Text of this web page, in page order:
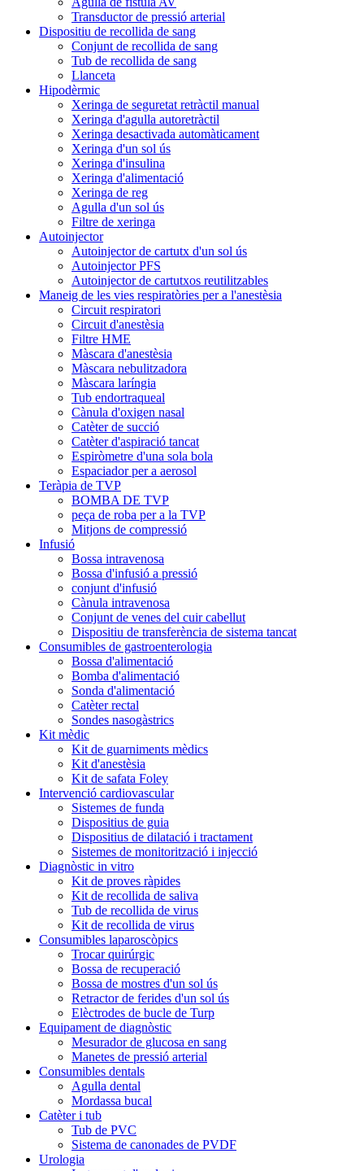
Transductor de pressió arterial
Dispositiu de recollida de sang
Conjunt de recollida de sang
Tub de recollida de sang
Llanceta
Hipodèrmic
Xeringa de seguretat retràctil manual
Xeringa d'agulla autoretràctil
Xeringa desactivada automàticament
Xeringa d'un sol ús
Xeringa d'insulina
Xeringa d'alimentació
Xeringa de reg
Agulla d'un sol ús
Filtre de xeringa
Autoinjector
Autoinjector de cartutx d'un sol ús
Autoinjector PFS
Autoinjector de cartutxos reutilitzables
Maneig de les vies respiratòries per a l'anestèsia
Circuit respiratori
Circuit d'anestèsia
Filtre HME
Màscara d'anestèsia
Màscara nebulitzadora
Màscara laríngia
Tub endortraqueal
Cànula d'oxigen nasal
Catèter de succió
Catèter d'aspiració tancat
Espiròmetre d'una sola bola
Espaciador per a aerosol
Teràpia de TVP
BOMBA DE TVP
peça de roba per a la TVP
Mitjons de compressió
Infusió
Bossa intravenosa
Bossa d'infusió a pressió
conjunt d'infusió
Cànula intravenosa
Conjunt de venes del cuir cabellut
Dispositiu de transferència de sistema tancat
Consumibles de gastroenterologia
Bossa d'alimentació
Bomba d'alimentació
Sonda d'alimentació
Catèter rectal
Sondes nasogàstrics
Kit mèdic
Kit de guarniments mèdics
Kit d'anestèsia
Kit de safata Foley
Intervenció cardiovascular
Sistemes de funda
Dispositius de guia
Dispositius de dilatació i tractament
Sistemes de monitorització i injecció
Diagnòstic in vitro
Kit de proves ràpides
Kit de recollida de saliva
Tub de recollida de virus
Kit de recollida de virus
Consumibles laparoscòpics
Trocar quirúrgic
Bossa de recuperació
Bossa de mostres d'un sol ús
Retractor de ferides d'un sol ús
Elèctrodes de bucle de Turp
Equipament de diagnòstic
Mesurador de glucosa en sang
Manetes de pressió arterial
Consumibles dentals
Agulla dental
Mordassa bucal
Catèter i tub
Tub de PVC
Sistema de canonades de PVDF
Urologia